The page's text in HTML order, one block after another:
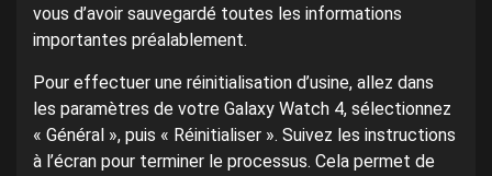
vous d’avoir sauvegardé toutes les informations
importantes préalablement.
Pour effectuer une réinitialisation d’usine, allez dans
les paramètres de votre Galaxy Watch 4, sélectionnez
« Général », puis « Réinitialiser ». Suivez les instructions
à l’écran pour terminer le processus. Cela permet de